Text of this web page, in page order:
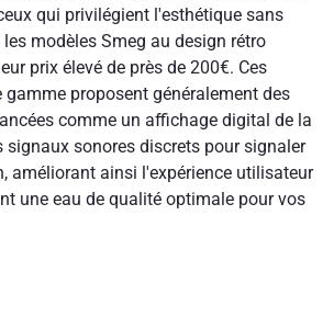
qui privilégient l'esthétique sans
modèles Smeg au design rétro
prix élevé de près de 200€. Ces
proposent généralement des
comme un affichage digital de la
signaux sonores discrets pour signaler
améliorant ainsi l'expérience utilisateur
une eau de qualité optimale pour vos